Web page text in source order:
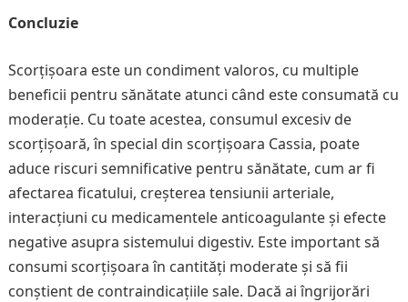
Concluzie
Scorțișoara este un condiment valoros, cu multiple
beneficii pentru sănătate atunci când este consumată cu
moderație. Cu toate acestea, consumul excesiv de
scorțișoară, în special din scorțișoara Cassia, poate
aduce riscuri semnificative pentru sănătate, cum ar fi
afectarea ficatului, creșterea tensiunii arteriale,
interacțiuni cu medicamentele anticoagulante și efecte
negative asupra sistemului digestiv. Este important să
consumi scorțișoara în cantități moderate și să fii
conștient de contraindicațiile sale. Dacă ai îngrijorări